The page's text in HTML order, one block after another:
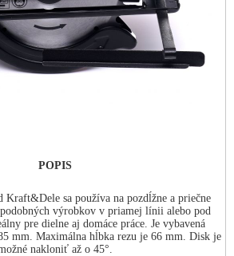
POPIS
Kraft&Dele sa používa na pozdĺžne a priečne
výrobkov v priamej línii alebo pod
pre dielne aj domáce práce. Je vybavená
mm. Maximálna hĺbka rezu je 66 mm. Disk je
nakloniť až o 45°.